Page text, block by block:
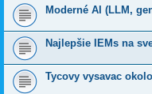
Moderné AI (LLM,
Najlepšie IEMs na
Tycovy vysavac